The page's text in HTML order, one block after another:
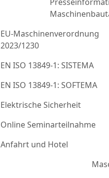
EU-Maschinenverordnung
2023/1230
EN ISO 13849-1: SISTEMA
EN ISO 13849-1: SOFTEMA
Elektrische Sicherheit
Online Seminarteilnahme
Anfahrt und Hotel